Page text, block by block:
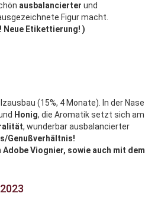
ausbalancierter und
Figur macht.
Neue Etikettierung! )
(15%, 4 Monate). In der Nase
Honig, die Aromatik setzt sich am
, wunderbar ausbalancierter
Genußverhältnis!
Viognier, sowie auch mit dem